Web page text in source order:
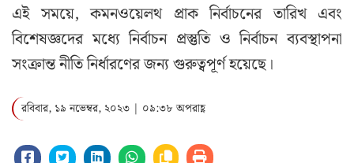
এই সময়ে, কমনওয়েলথ প্রাক নির্বাচনের তারিখ এবং
বিশেষজ্ঞদের মধ্যে নির্বাচন প্রস্তুতি ও নির্বাচন ব্যবস্থাপনা
সংক্রান্ত নীতি নির্ধারণের জন্য গুরুত্বপূর্ণ হয়েছে।
রবিবার, ১৯ নভেম্বর, ২০২৩ | ০৯:৩৮ অপরাহ্ণ